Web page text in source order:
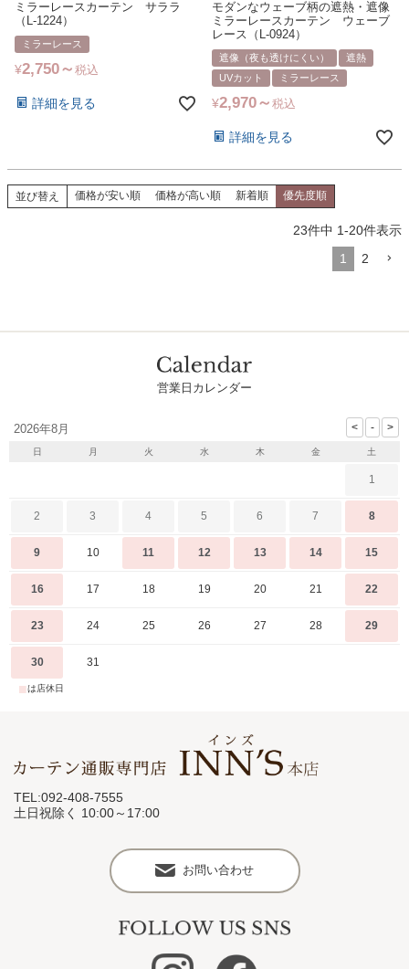
ミラーレースカーテン サララ
（L-1224）
ミラーレース
¥2,750 税込
詳細を見る
モダンなウェーブ柄の遮熱・遮像
ミラーレースカーテン ウェーブ
レース（L-0924）
遮像（夜も透けにくい）
遮熱
UVカット
ミラーレース
¥2,970 税込
詳細を見る
並び替え 価格が安い順 価格が高い順 新着順 優先度順
23件中 1-20件表示
1
2
営業日カレンダー
2026年8月
日 月 火 水 木 金 土
1
2 3 4 5 6 7 8
9 10 11 12 13 14 15
16 17 18 19 20 21 22
23 24 25 26 27 28 29
30 31
■は店休日
TEL:092-408-7555
土日祝除く 10:00～17:00
お問い合わせ